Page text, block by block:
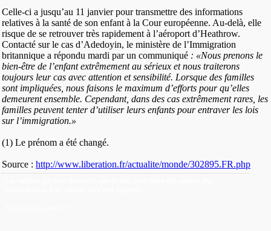
Celle-ci a jusqu’au 11 janvier pour transmettre des informations
relatives à la santé de son enfant à la Cour européenne. Au-delà, elle
risque de se retrouver très rapidement à l’aéroport d’Heathrow.
Contacté sur le cas d’Adedoyin, le ministère de l’Immigration
britannique a répondu mardi par un communiqué : «Nous prenons le
bien-être de l’enfant extrêmement au sérieux et nous traiterons
toujours leur cas avec attention et sensibilité. Lorsque des familles
sont impliquées, nous faisons le maximum d’efforts pour qu’elles
demeurent ensemble. Cependant, dans des cas extrêmement rares, les
familles peuvent tenter d’utiliser leurs enfants pour entraver les lois
sur l’immigration.»
(1) Le prénom a été changé.
Source : http://www.liberation.fr/actualite/monde/302895.FR.php